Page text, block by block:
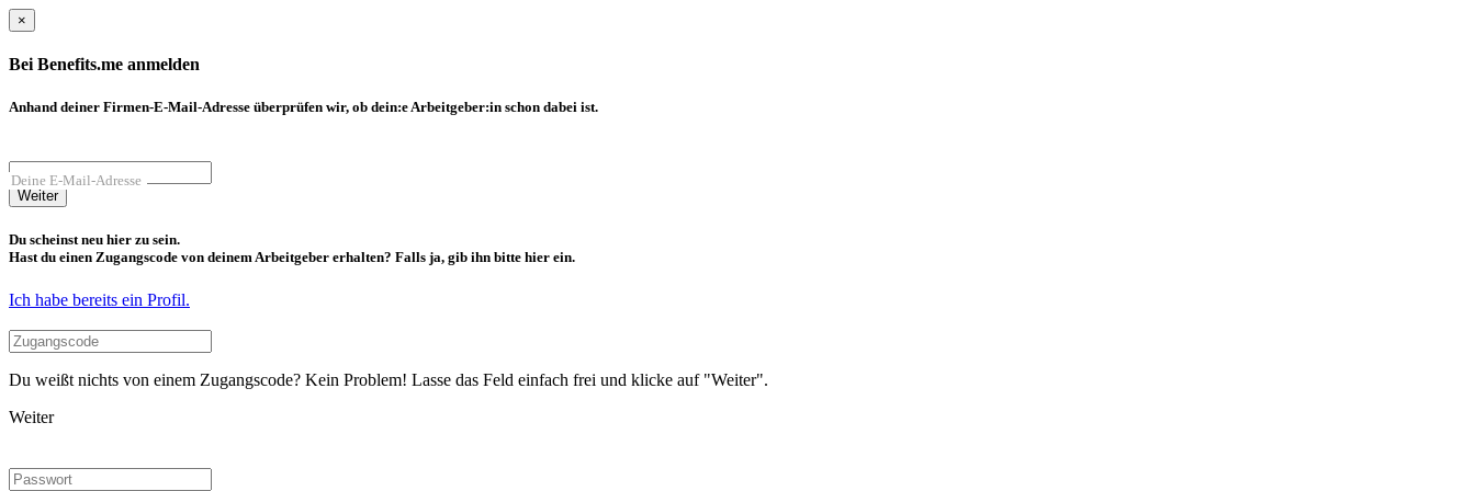
×
Bei Benefits.me anmelden
Anhand deiner Firmen-E-Mail-Adresse überprüfen wir, ob dein:e Arbeitgeber:in schon dabei ist.
Deine E-Mail-Adresse
Weiter
Du scheinst neu hier zu sein.
Hast du einen Zugangscode von deinem Arbeitgeber erhalten? Falls ja, gib ihn bitte hier ein.
Ich habe bereits ein Profil.
Du weißt nichts von einem Zugangscode? Kein Problem! Lasse das Feld einfach frei und klicke auf "Weiter".
Weiter